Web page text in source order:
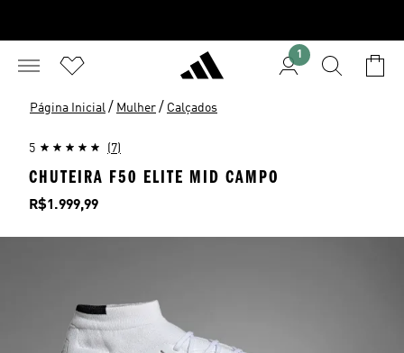
1
Página Inicial / Mulher / Calçados
5 (7)
CHUTEIRA F50 ELITE MID CAMPO
Preço
R$1.999,99